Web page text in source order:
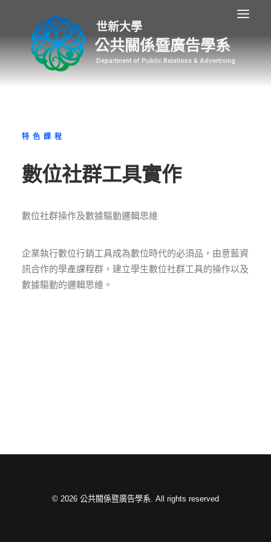
公共關係暨廣告學系
特色課程
數位社群工具實作
數位社群操作及數據驅動邏輯思維
企業執行數位行銷工具成為數位時代的必須品，由意藍資
訊合作的學產課程群，建立學生數位社群工具的操作以及
數據驅動的邏輯思維。
© 2026 公共關係暨廣告學系. All rights reserved